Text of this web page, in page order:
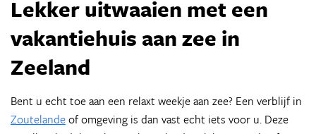
Lekker uitwaaien met een
vakantiehuis aan zee in
Zeeland
Bent u echt toe aan een relaxt weekje aan zee? Een verblijf in
Zoutelandeof omgeving is dan vast echt iets voor u. Deze